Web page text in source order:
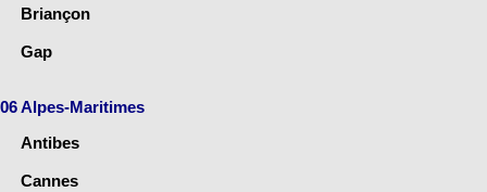
Briançon
Gap
06 Alpes-Maritimes
Antibes
Cannes